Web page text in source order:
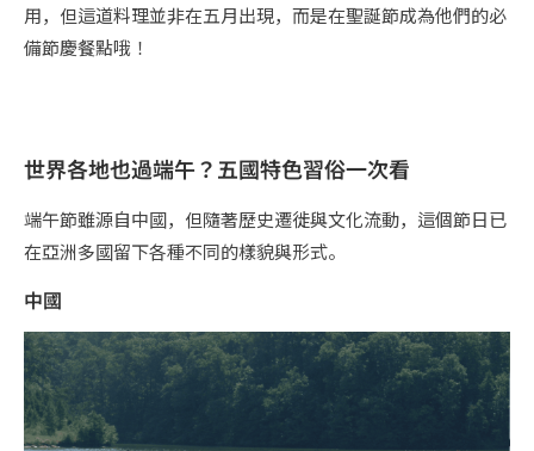
用，但這道料理並非在五月出現，而是在聖誕節成為他們的必
備節慶餐點哦！
世界各地也過端午？五國特色習俗一次看
端午節雖源自中國，但隨著歷史遷徙與文化流動，這個節日已
在亞洲多國留下各種不同的樣貌與形式。
中國